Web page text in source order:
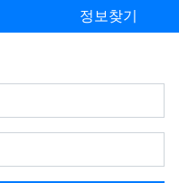
정보찾기